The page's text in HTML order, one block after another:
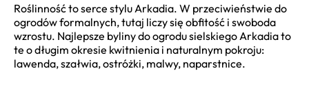
Roślinność to serce stylu Arkadia. W przeciwieństwie do
ogrodów formalnych, tutaj liczy się obfitość i swoboda
wzrostu. Najlepsze byliny do ogrodu sielskiego Arkadia to
te o długim okresie kwitnienia i naturalnym pokroju:
lawenda, szałwia, ostróżki, malwy, naparstnice.